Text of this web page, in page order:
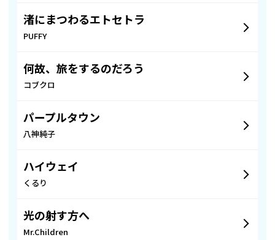
渚にまつわるエトセトラ
PUFFY
何故、旅をするのだろう
コブクロ
パープルタウン
八神純子
ハイウェイ
くるり
光の射す方へ
Mr.Children